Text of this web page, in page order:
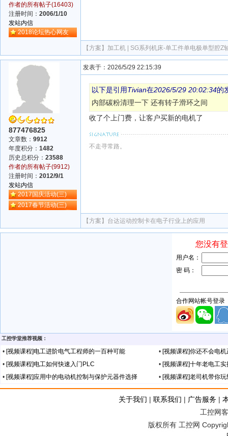
作者的所有帖子(16403)
注册时间： 2006/1/10
发站内信
2018论坛热心网友
【方案】 加工机 | SG系列机床-单工件单电极单型腔Z
877476825
文章数： 9912
年度积分： 1482
历史总积分： 23588
作者的所有帖子(9912)
注册时间： 2012/9/1
发站内信
2017国庆活动(三)
2017春节活动(三)
发表于：2026/5/29 22:15:39
以下是引用Tivian在2026/5/29 20:02:34的
内部碳粉清理一下 还有转子滑环之间
收了个上门费，让客户买新的电机了
不走寻常路。
【方案】 台达运动控制卡在电子行业上的应用
工控学堂推荐视频：
• [视频课程]电工进阶电气工程师的一百种可能 •[视频课程]你还不会电
• [视频课程]电工如何快速入门PLC •[视频课程]十年老电工
• [视频课程]应用中的电动机控制与保护元器件选择 •[视频课程]老司机带你
关于我们 | 联系我们 | 广告服务 |
工控网
版权所有 工控网